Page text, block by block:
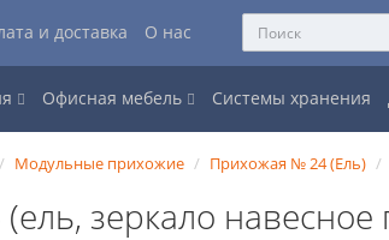
и доставка О нас
Офисная мебель Системы хранения
Модульные прихожие Прихожая № 24 (Ель)
зеркало